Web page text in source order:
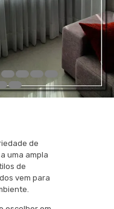
de
uma ampla
de
vem para